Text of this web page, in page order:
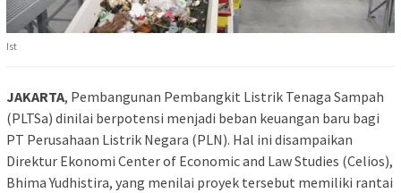
Ist
JAKARTA, Pembangunan Pembangkit Listrik Tenaga Sampah
(PLTSa) dinilai berpotensi menjadi beban keuangan baru bagi
PT Perusahaan Listrik Negara (PLN). Hal ini disampaikan
Direktur Ekonomi Center of Economic and Law Studies (Celios),
Bhima Yudhistira, yang menilai proyek tersebut memiliki rantai